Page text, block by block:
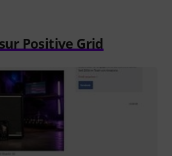
Positive Grid